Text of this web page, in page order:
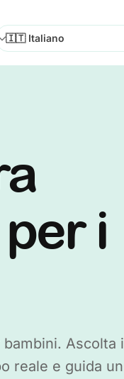
Lingua
i
Ascolta i
reale e guida un